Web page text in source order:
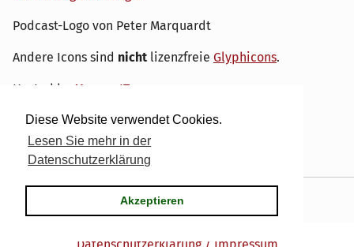
Diese Website verwendet Cookies.
Lesen Sie mehr in der
Datenschutzerklärung
Akzeptieren
Podcast-Logo von Peter Marquardt
Andere Icons sind nicht lizenzfreie Glyphicons.
Hosted by My own IT.
Serendipity& the dirk